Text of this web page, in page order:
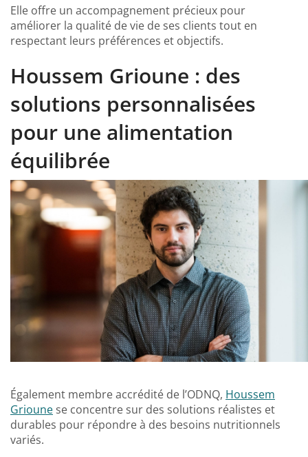
Elle offre un accompagnement précieux pour
améliorer la qualité de vie de ses clients tout en
respectant leurs préférences et objectifs.
Houssem Grioune : des
solutions personnalisées
pour une alimentation
équilibrée
Également membre accrédité de l’ODNQ, Houssem
Grioune se concentre sur des solutions réalistes et
durables pour répondre à des besoins nutritionnels
variés.